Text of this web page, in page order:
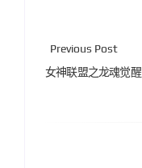
Previous Post
女神联盟之龙魂觉醒